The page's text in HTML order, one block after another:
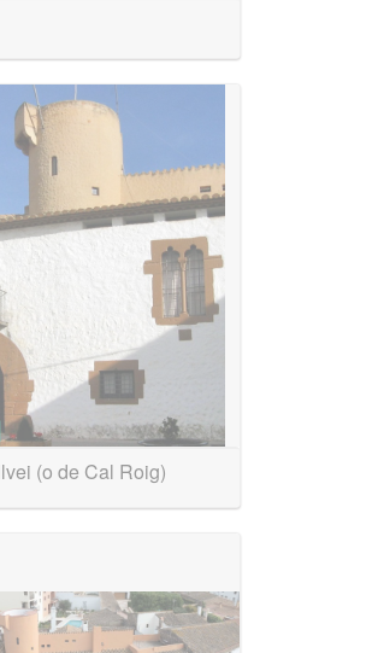
(o de Cal Roig)